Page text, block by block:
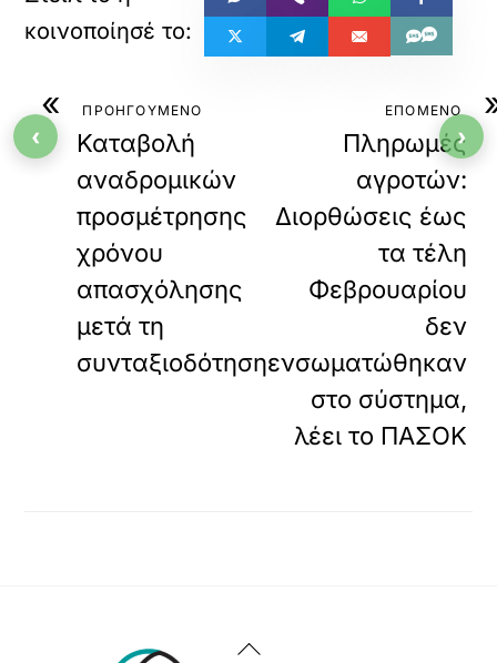
« ΠΡΟΗΓΟΥΜΕΝΟ
Καταβολή
αναδρομικών
προσμέτρησης
χρόνου
απασχόλησης
μετά τη
συνταξιοδότηση
ΕΠΟΜΕΝΟ
Πληρωμές
αγροτών:
Διορθώσεις έως
τα τέλη
Φεβρουαρίου
δεν
ενσωματώθηκαν
στο σύστημα,
λέει το ΠΑΣΟΚ
Back
‹ ›